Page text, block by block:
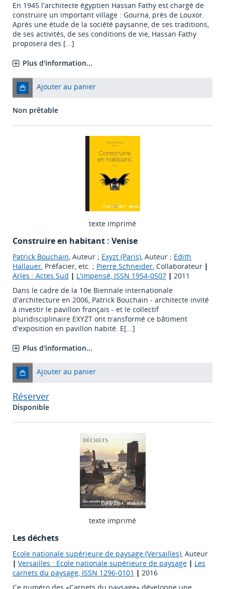
En 1945 l'architecte égyptien Hassan Fathy est chargé de
construire un important village : Gourna, près de Louxor.
Après une étude de la société paysanne, de ses traditions,
de ses activités, de ses conditions de vie, Hassan Fathy
proposera des [...]
Plus d'information...
Ajouter au panier
Non prêtable
texte imprimé
Construire en habitant : Venise
Patrick Bouchain, Auteur ; Exyzt (Paris), Auteur ; Edith
Hallauer, Préfacier, etc. ; Pierre Schneider, Collaborateur |
Arles : Actes Sud | L'impensé, ISSN 1954-0507 | 2011
Dans le cadre de la 10e Biennale internationale
d'architecture en 2006, Patrick Bouchain - architecte invité
à investir le pavillon français - et le collectif
pluridisciplinaire EXYZT ont transformé ce bâtiment
d'exposition en pavillon habité. E[...]
Plus d'information...
Ajouter au panier
Réserver
Disponible
texte imprimé
Les déchets
Ecole nationale supérieure de paysage (Versailles), Auteur
| Versailles : Ecole nationale supérieure de paysage | Les
carnets du paysage, ISSN 1296-0101 | 2016